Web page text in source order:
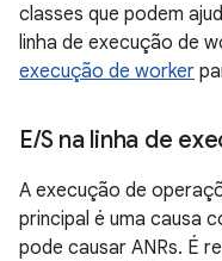
classes que podem
linha de execução de
execução de worker
E/S na linha de
A execução de
principal é uma causa
pode causar ANRs. É